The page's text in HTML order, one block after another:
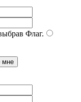
Флаг.